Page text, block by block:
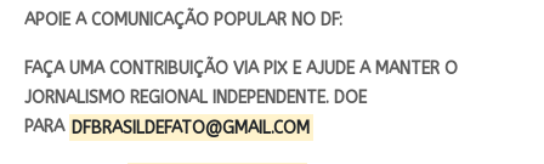
APOIE A COMUNICAÇÃO POPULAR NO DF:
FAÇA UMA CONTRIBUIÇÃO VIA PIX E AJUDE A MANTER O
JORNALISMO REGIONAL INDEPENDENTE. DOE
PARA DFBRASILDEFATO@GMAIL.COM